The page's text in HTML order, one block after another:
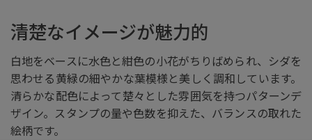
清楚なイメージが魅力的
白地をベースに水色と紺色の小花がちりばめられ、シダを
思わせる黄緑の細やかな葉模様と美しく調和しています。
清らかな配色によって楚々とした雰囲気を持つパターンデ
ザイン。スタンプの量や色数を抑えた、バランスの取れた
絵柄です。